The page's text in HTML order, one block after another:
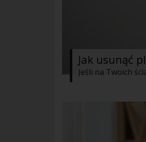
Jak usunąć